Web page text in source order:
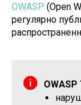
OWASP (Open
регулярно
OWASP